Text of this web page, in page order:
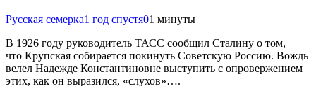
Русская семерка1 год спустя01 минуты
В 1926 году руководитель ТАСС сообщил Сталину о том,
что Крупская собирается покинуть Советскую Россию. Вождь
велел Надежде Константиновне выступить с опровержением
этих, как он выразился, «слухов»….